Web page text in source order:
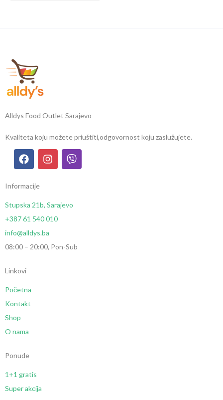
Alldys Food Outlet Sarajevo
Kvaliteta koju možete priuštiti,odgovornost koju zaslužujete.
Informacije
Stupska 21b, Sarajevo
+387 61 540 010
info@alldys.ba
08:00 – 20:00, Pon-Sub
Linkovi
Početna
Kontakt
Shop
O nama
Ponude
1+1 gratis
Super akcija